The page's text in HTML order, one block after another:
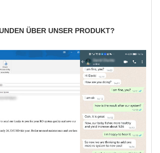
ÜBER UNSER PRODUKT?